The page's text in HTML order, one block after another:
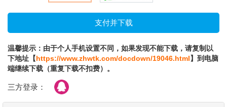
温馨提示：由于个人手机设置不同，如果发现不能下载，请复制以
下地址【https://www.zhwtk.com/docdown/19046.html】到电脑
端继续下载（重复下载不扣费）。
三方登录：